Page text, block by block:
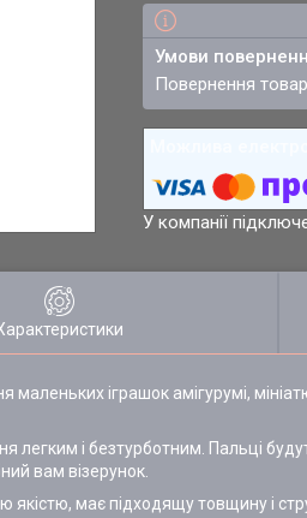
повернення
У компанії
іграшок амігурумі,
і безтурботним. Пальці
вам візерунок.
має підходящу товщину і